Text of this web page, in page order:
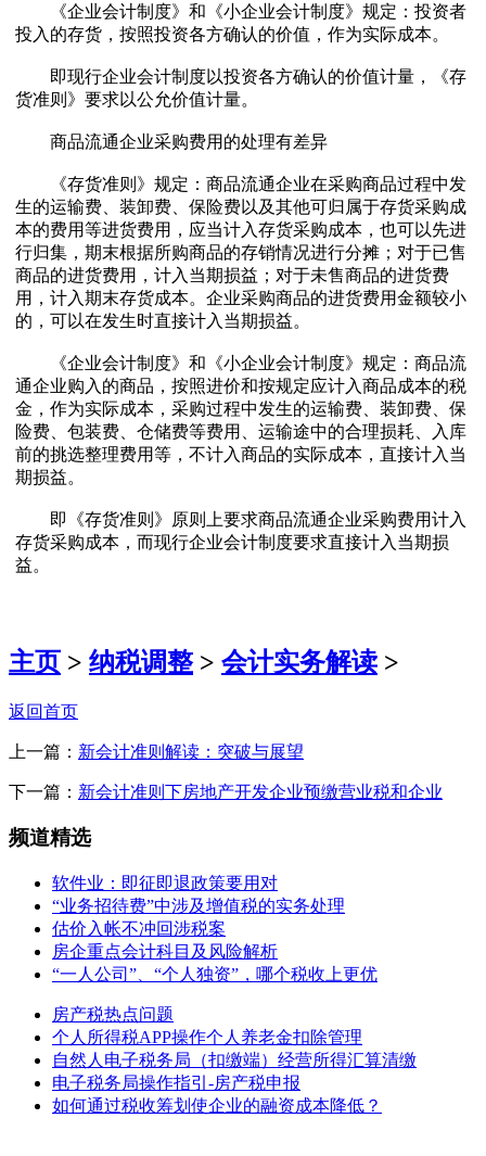
《企业会计制度》和《小企业会计制度》规定：投资者
投入的存货，按照投资各方确认的价值，作为实际成本。
即现行企业会计制度以投资各方确认的价值计量，《存
货准则》要求以公允价值计量。
商品流通企业采购费用的处理有差异
《存货准则》规定：商品流通企业在采购商品过程中发
生的运输费、装卸费、保险费以及其他可归属于存货采购成
本的费用等进货费用，应当计入存货采购成本，也可以先进
行归集，期末根据所购商品的存销情况进行分摊；对于已售
商品的进货费用，计入当期损益；对于未售商品的进货费
用，计入期末存货成本。企业采购商品的进货费用金额较小
的，可以在发生时直接计入当期损益。
《企业会计制度》和《小企业会计制度》规定：商品流
通企业购入的商品，按照进价和按规定应计入商品成本的税
金，作为实际成本，采购过程中发生的运输费、装卸费、保
险费、包装费、仓储费等费用、运输途中的合理损耗、入库
前的挑选整理费用等，不计入商品的实际成本，直接计入当
期损益。
即《存货准则》原则上要求商品流通企业采购费用计入
存货采购成本，而现行企业会计制度要求直接计入当期损
益。
主页 > 纳税调整> 会计实务解读 >
返回首页
上一篇： 新会计准则解读：突破与展望
下一篇： 新会计准则下房地产开发企业预缴营业税和企业
频道精选
软件业：即征即退政策要用对
“业务招待费”中涉及增值税的实务处理
估价入帐不冲回涉税案
房企重点会计科目及风险解析
“一人公司”、“个人独资”，哪个税收上更优
房产税热点问题
个人所得税APP操作个人养老金扣除管理
自然人电子税务局（扣缴端）经营所得汇算清缴
电子税务局操作指引-房产税申报
如何通过税收筹划使企业的融资成本降低？